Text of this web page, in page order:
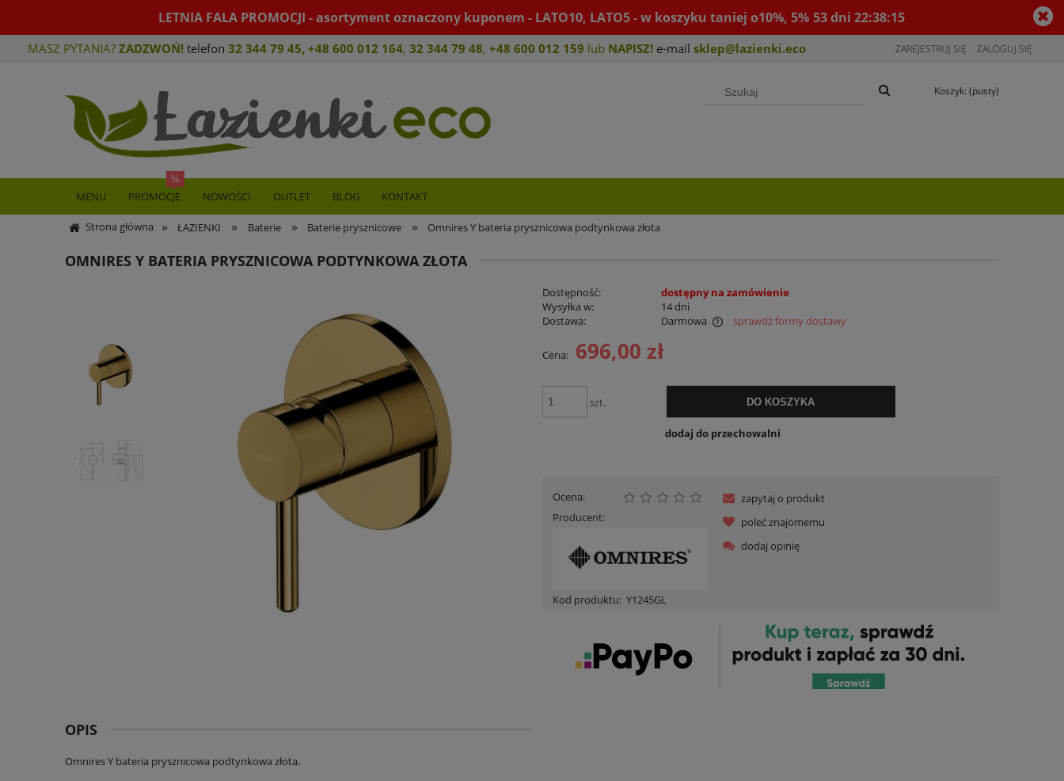
LETNIA FALA PROMOCJI - asortyment oznaczony kuponem - LATO10, LATO5 - w koszyku taniej o10%, 5% 53dni22:38:15
MASZ PYTANIA? ZADZWOŃ! telefon 32 344 79 45, +48 600 012 164, 32 344 79 48, +48 600 012 159 lub NAPISZ! e-mail sklep@lazienki.eco ZAREJESTRUJ SIĘ ZALOGUJ SIĘ
Koszyk: (pusty)
MENU PROMOCJE NOWOŚCI OUTLET BLOG KONTAKT
Strona główna » ŁAZIENKI » Baterie » Baterie prysznicowe » Omnires Y bateria prysznicowa podtynkowa złota
OMNIRES Y BATERIA PRYSZNICOWA PODTYNKOWA ZŁOTA
Dostępność:
dostępny na zamówienie
Wysyłka w:
14 dni
Dostawa:
Darmowa
Cena nie zawiera ewentualnych kosztów
sprawdź formy dostawy
Cena: 696,00 zł
szt. DO KOSZYKA
dodaj do przechowalni
Ocena:
Producent:
Kod produktu: Y1245GL
zapytaj o produkt
poleć znajomemu
dodaj opinię
OPIS
Omnires Y bateria prysznicowa podtynkowa złota.